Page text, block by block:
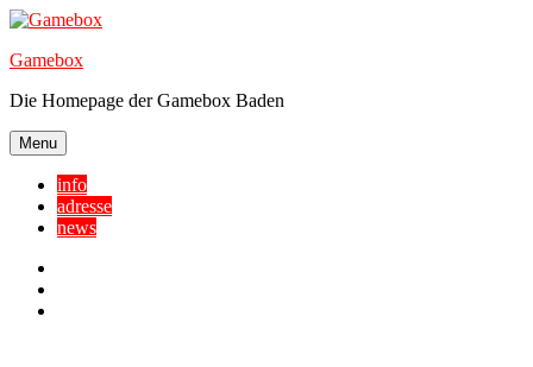
Skip
content
Gamebox
Die Homepage der Gamebox Baden
Menu
info
adresse
news